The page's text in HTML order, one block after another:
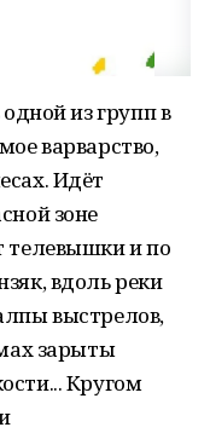
из групп в
варварство,
Идёт
зоне
телевышки и по
вдоль реки
выстрелов,
зарыты
Кругом